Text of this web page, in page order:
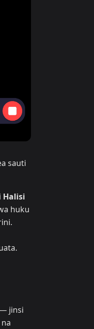
sauti
Halisi
huku
jinsi